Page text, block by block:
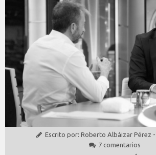
Escrito por: Roberto Albáizar Pérez -
7 comentarios